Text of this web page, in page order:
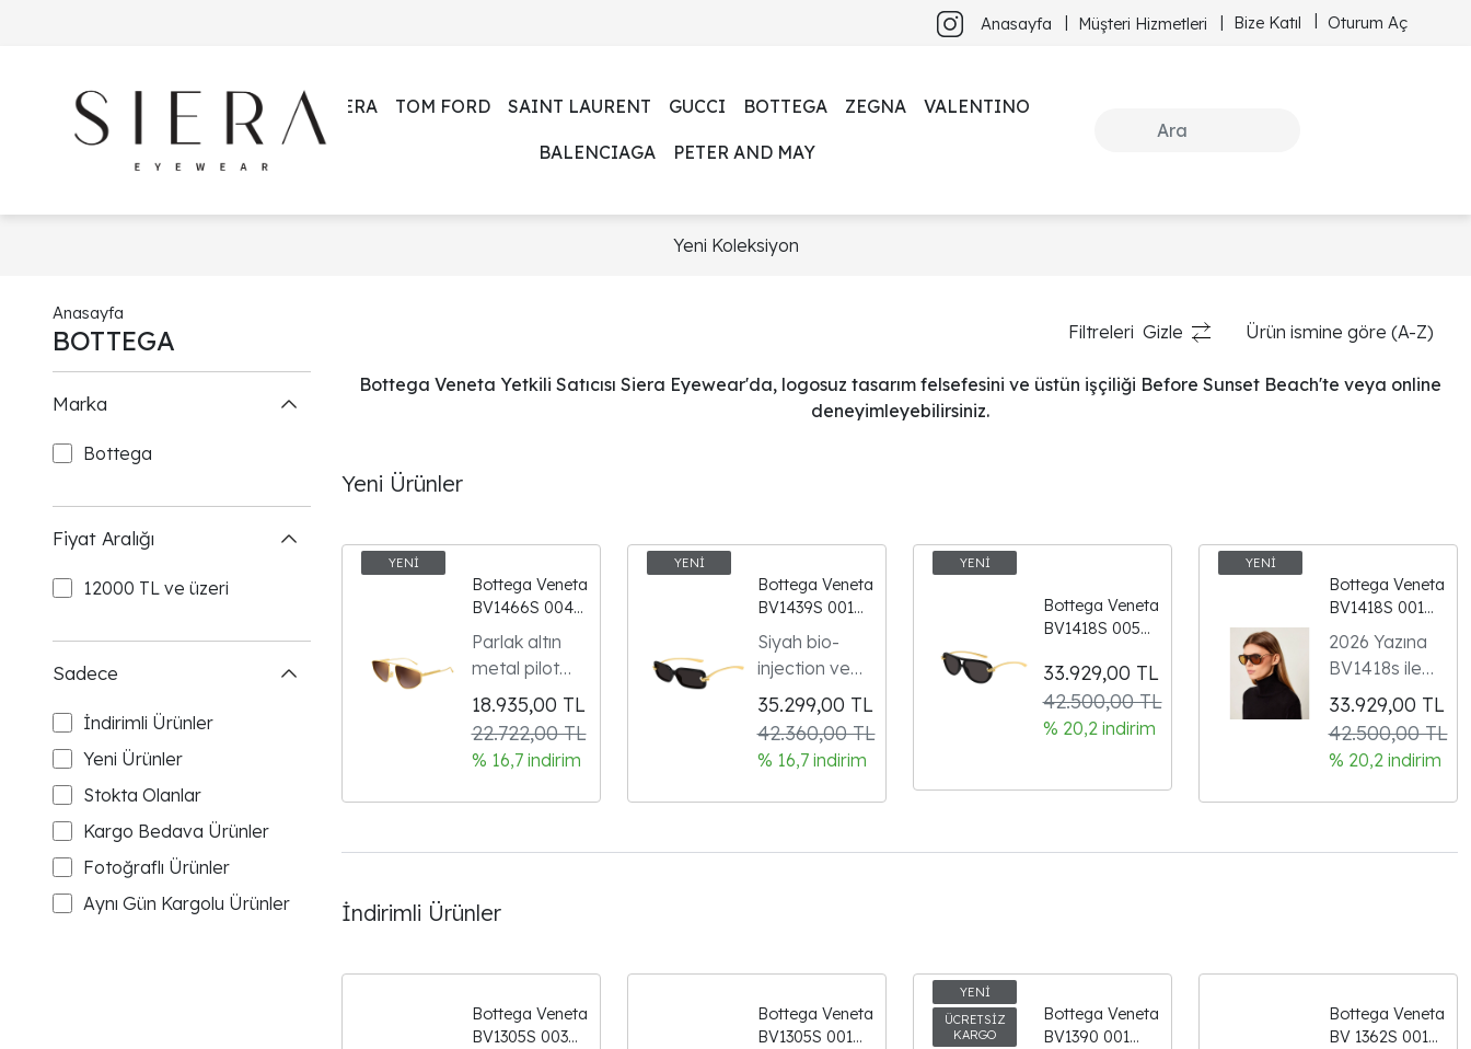
Anasayfa Müşteri Hizmetleri Bize Katıl Oturum Aç
SIERA TOM FORD SAINT LAURENT GUCCI BOTTEGA ZEGNA VALENTINO
BALENCIAGA PETER AND MAY
Yeni Koleksiyon
Anasayfa
BOTTEGA Filtreleri Gizle Ürün ismine göre (A-Z)
Marka
Bottega
Fiyat Aralığı
12000 TL ve üzeri
Sadece
İndirimli Ürünler
Yeni Ürünler
Stokta Olanlar
Kargo Bedava Ürünler
Fotoğraflı Ürünler
Aynı Gün Kargolu Ürünler
Bottega Veneta Yetkili Satıcısı Siera Eyewear'da, logosuz tasarım felsefesini ve üstün işçiliği Before Sunset Beach'te veya online
deneyimleyebilirsiniz.
Yeni Ürünler
Bottega Veneta
BV1466S 004
Gold Pilot
Brown Pink
Mirror Gunes
Gozlugu
Parlak altın
metal pilot
tam kenarlı
çerçeve
Ribbon
koleksiyonu
kadın modeli
18.935,00 TL
22.722,00 TL
% 16,7 indirim
Bottega Veneta
BV1439S 001
Black Gold
Knot Rectangle
Gunes Gozlugu
Siyah bio-
injection ve
altın
dikdörtgen
çerçeve
ikonik BV
düğüm
35.299,00 TL
42.360,00 TL
% 16,7 indirim
Bottega Veneta
BV1418S 005
Black/Grey
Kadın Güneş
Gözlüğü
33.929,00 TL
42.500,00 TL
% 20,2 indirim
Bottega Veneta
BV1418S 001
Knot Aviator
Shiny Black
Sarı Kadın
Güneş Gözlüğü
2026 Yazına
BV1418s ile
Hazırsınız
33.929,00 TL
42.500,00 TL
% 20,2 indirim
İndirimli Ürünler
Bottega Veneta
BV1305S 003
Bottega Veneta
BV1305S 001
Bottega Veneta
BV1390 001
Bottega Veneta
BV 1362S 001